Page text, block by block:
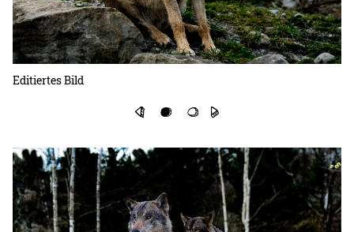
Editiertes Bild